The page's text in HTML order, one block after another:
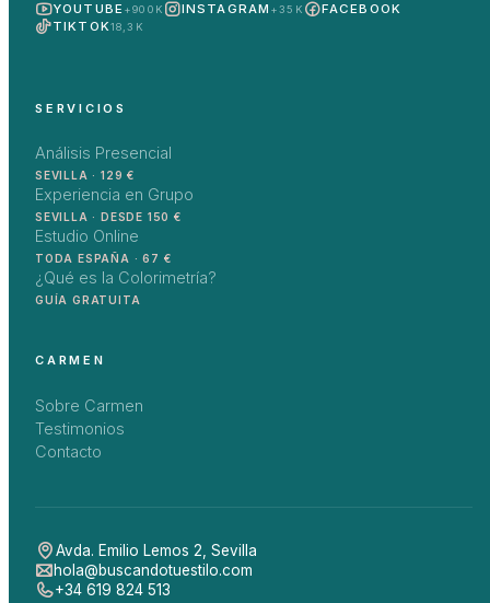
YOUTUBE +900K INSTAGRAM +35K
FACEBOOK
TIKTOK18,3K
SERVICIOS
Análisis Presencial
SEVILLA · 129 €
Experiencia en Grupo
SEVILLA · DESDE 150 €
Estudio Online
TODA ESPAÑA · 67 €
¿Qué es la Colorimetría?
GUÍA GRATUITA
CARMEN
Sobre Carmen
Testimonios
Contacto
Avda. Emilio Lemos 2 Sevilla
hola@buscandotuestilo.com
+34 619 824 513